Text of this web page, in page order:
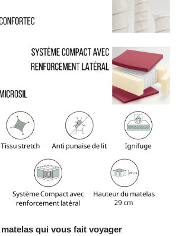
qui vous fait voyager